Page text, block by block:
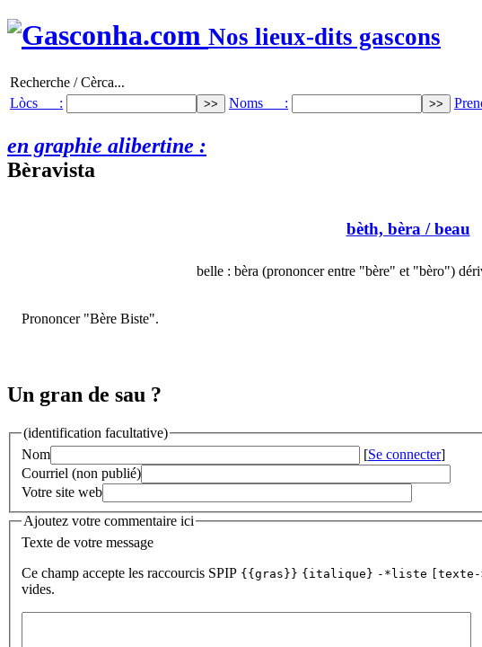
Nos lieux-dits gascons
Recherche / Cèrca...
Lòcs :
Noms :
en graphie alibertine :
Bèravista
bèth, bèra/ beau
belle : bèra (prononcer entre "bère" et "bèro")
Prononcer "Bère Biste".
Un gran de sau ?
(identification facultative)
Nom
[Se connecter]
Courriel (non publié)
Votre site web
Ajoutez votre commentaire ici
Texte de votre message
Ce champ accepte les raccourcis SPIP {{gras}} {italique} -*liste
vides.